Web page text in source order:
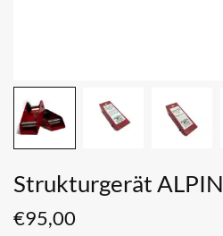
Strukturgerät ALPIN
€95,00